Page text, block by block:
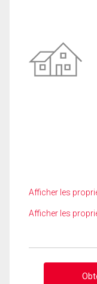
Afficher les
Afficher les